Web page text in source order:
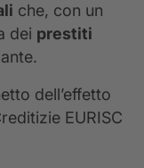
che, con un
dei prestiti
dell’effetto
EURISC